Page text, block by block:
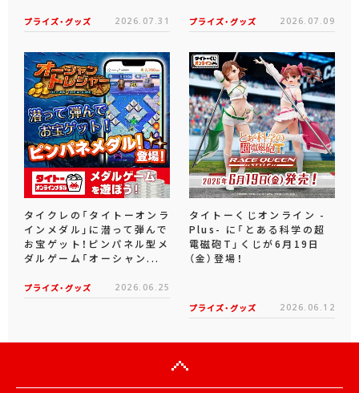
プライズ・グッズ 2026.07.31 プライズ・グッズ 2026.07.09
タイクレの「タイトーオンラ
インメダル」に潜って弾んで
お宝ゲット！ピンパネル型メ
ダルゲーム「オーシャン...
プライズ・グッズ 2026.06.25
タイトーくじオンライン -
Plus- に「とある科学の超
電磁砲T」くじが6月19日
（金）登場！
プライズ・グッズ 2026.06.12